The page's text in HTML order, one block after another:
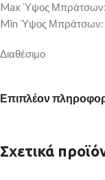
Max Ύψος Μπράτσων:
Min Ύψος Μπράτσων:
Διαθέσιμο
Επιπλέον
Σχετικά